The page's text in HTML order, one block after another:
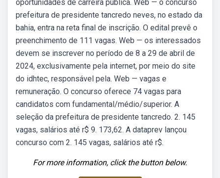
oportunidades de carreira pública. Web — o concurso
prefeitura de presidente tancredo neves, no estado da
bahia, entra na reta final de inscrição. O edital prevê o
preenchimento de 111 vagas. Web — os interessados
devem se inscrever no período de 8 a 29 de abril de
2024, exclusivamente pela internet, por meio do site
do idhtec, responsável pela. Web — vagas e
remuneração. O concurso oferece 74 vagas para
candidatos com fundamental/médio/superior. A
seleção da prefeitura de presidente tancredo. 2. 145
vagas, salários até r$ 9. 173,62. A dataprev lançou
concurso com 2. 145 vagas, salários até r$.
For more information, click the button below.